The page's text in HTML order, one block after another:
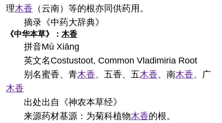
理木香 （云南）等的根亦同供药用。
摘录 《中药大辞典》
《中华本草》： 木香
拼音Mù Xiānɡ
英文名 Costustoot, Common Vladimiria Root
别名蜜香、青木香、五香、五木香、南木香、广
木香
出处出自《神农本草经》
来源药材基源：为菊科植物木香的根。